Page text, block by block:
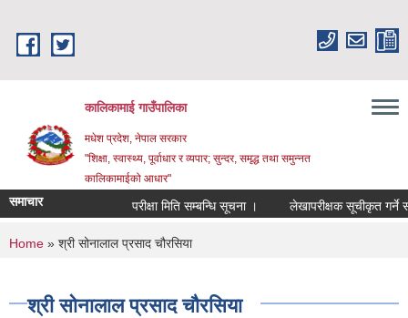
कालिकामाई गाउँपालिका
मधेश प्रदेश, नेपाल सरकार
"शिक्षा, स्वास्थ्य, पूर्वाधार र व्यपार; सुन्दर, समृद्ध तथा समुन्नत
कालिकामाईको आधार"
समाचार परीक्षा मिति सम्बन्धि सूचना । लेखापरीक्षक सूचीकृत गर्ने
You are here
Home » श्री सोनालाल प्रसाद चौरसिया
श्री सोनालाल प्रसाद चौरसिया